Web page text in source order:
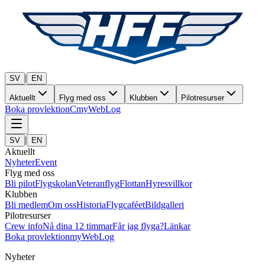
SV | EN
Aktuellt Flyg med oss Klubben Pilotresurser
Boka provlektionCmyWebLog
SV | EN
Aktuellt
NyheterEvent
Flyg med oss
Bli pilotFlygskolanVeteranflygFlottanHyresvillkor
Klubben
Bli medlemOm ossHistoriaFlygcaféetBildgalleri
Pilotresurser
Crew infoNå dina 12 timmarFår jag flyga?Länkar
Boka provlektionmyWebLog
Nyheter